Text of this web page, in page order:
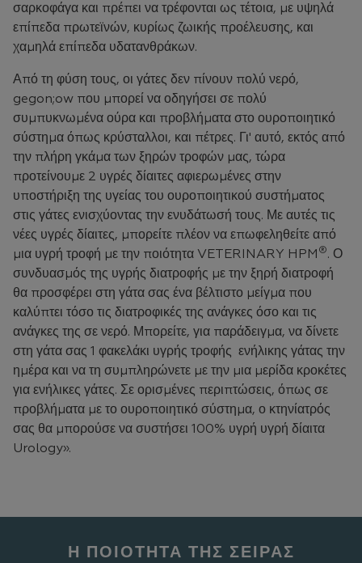
σαρκοφάγα και πρέπει να τρέφονται ως τέτοια, με υψηλά
επίπεδα πρωτεϊνών, κυρίως ζωικής προέλευσης, και
χαμηλά επίπεδα υδατανθράκων.
Από τη φύση τους, οι γάτες δεν πίνουν πολύ νερό,
gegon;ow που μπορεί να οδηγήσει σε πολύ
συμπυκνωμένα ούρα και προβλήματα στο ουροποιητικό
σύστημα όπως κρύσταλλοι, και πέτρες. Γι' αυτό, εκτός από
την πλήρη γκάμα των ξηρών τροφών μας, τώρα
προτείνουμε 2 υγρές δίαιτες αφιερωμένες στην
υποστήριξη της υγείας του ουροποιητικού συστήματος
στις γάτες ενισχύοντας την ενυδάτωσή τους. Με αυτές τις
νέες υγρές δίαιτες, μπορείτε πλέον να επωφεληθείτε από
μια υγρή τροφή με την ποιότητα VETERINARY HPM ®. Ο
συνδυασμός της υγρής διατροφής με την ξηρή διατροφή
θα προσφέρει στη γάτα σας ένα βέλτιστο μείγμα που
καλύπτει τόσο τις διατροφικές της ανάγκες όσο και τις
ανάγκες της σε νερό. Μπορείτε, για παράδειγμα, να δίνετε
στη γάτα σας 1 φακελάκι υγρής τροφής ενήλικης γάτας την
ημέρα και να τη συμπληρώνετε με την μια μερίδα κροκέτες
για ενήλικες γάτες. Σε ορισμένες περιπτώσεις, όπως σε
προβλήματα με το ουροποιητικό σύστημα, ο κτηνίατρός
σας θα μπορούσε να συστήσει 100% υγρή υγρή δίαιτα
Urology».
Η ΠΟΙΟΤΗΤΑ ΤΗΣ ΣΕΙΡΑΣ